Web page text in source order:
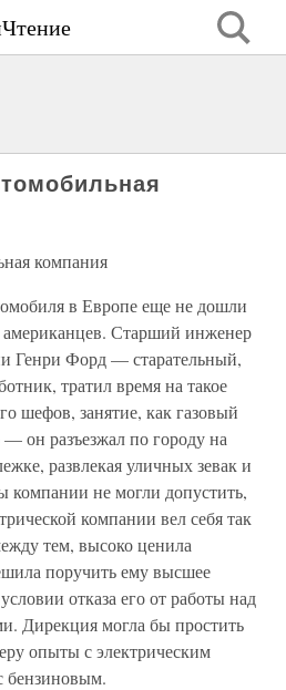
компания
в Европе еще не дошли
американцев. Старший инженер
Генри Форд — старательный,
тратил время на такое
шефов, занятие, как газовый
он разъезжал по городу на
развлекая уличных зевак и
не могли допустить,
компании вел себя так
тем, высоко ценила
поручить ему высшее
отказа его от работы над
Дирекция могла бы простить
опыты с электрическим
бензиновым.